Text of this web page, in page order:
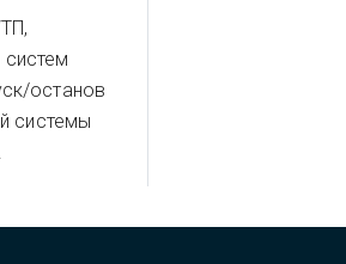
останов
системы